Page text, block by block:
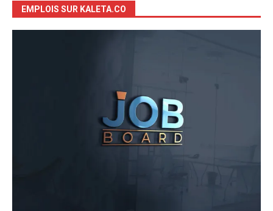
EMPLOIS SUR KALETA.CO